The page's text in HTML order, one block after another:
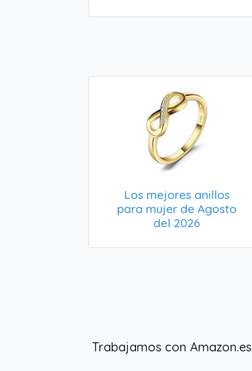
Los mejores anillos
para mujer de Agosto
del 2026
Trabajamos con Amazon.es